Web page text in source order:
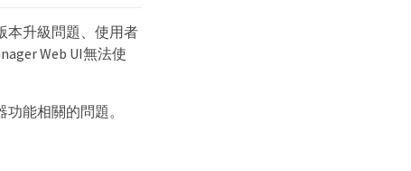
本升級問題、使用者
Web UI無法使
能相關的問題。